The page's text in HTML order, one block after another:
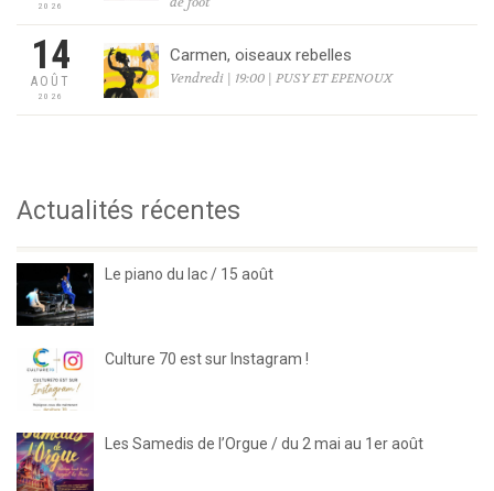
2026
14
AOÛT
2026
Carmen, oiseaux rebelles
Vendredi | 19:00 | PUSY ET EPENOUX
Actualités récentes
Le piano du lac / 15 août
Culture 70 est sur Instagram !
Les Samedis de l’Orgue / du 2 mai au 1er août